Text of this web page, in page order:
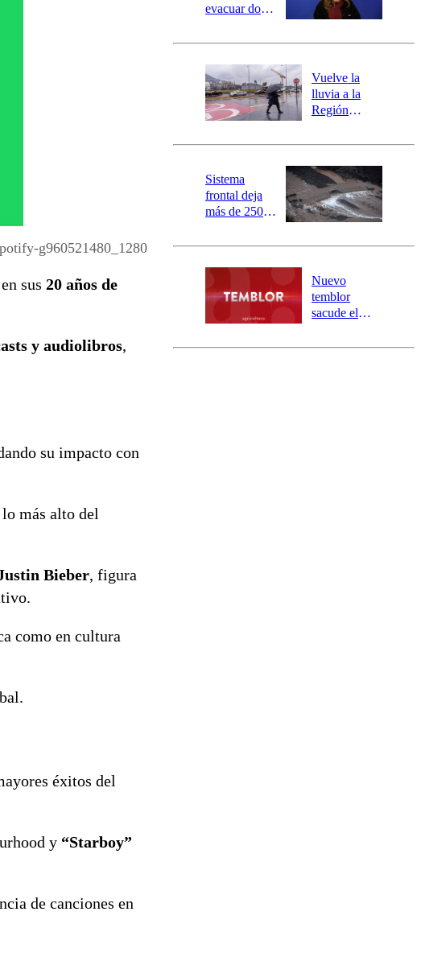
g960521480_1280
sus 20 años de
y audiolibros,
su impacto con
lo más alto del
Bieber, figura
como en cultura
éxitos del
y “Starboy”
de canciones en
evacuar dos
Carahue por
río Damas:
activa
mensajería
SAE
Vuelve la
lluvia a la
Región
este es el
la DMC para
este viernes
Sistema
frontal deja
más de 250
y 317
aisladas entre
Valparaíso y
Los Ríos
Nuevo
temblor
sacude el
revisa la